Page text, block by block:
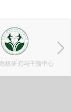
北京心